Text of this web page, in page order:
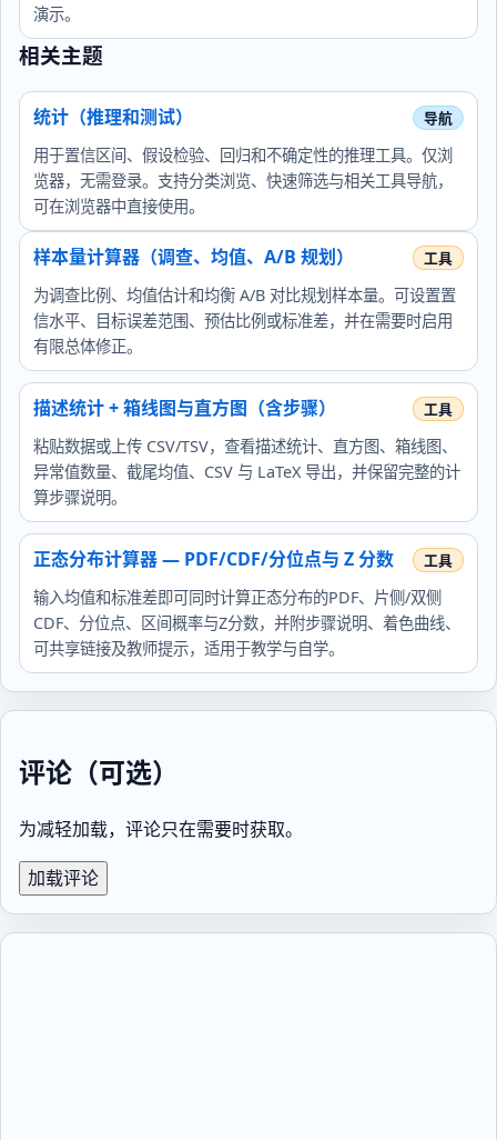
演示。
相关主题
统计（推理和测试）
用于置信区间、假设检验、回归和不确定性的推理工具。仅浏
览器，无需登录。支持分类浏览、快速筛选与相关工具导航，
可在浏览器中直接使用。
样本量计算器（调查、均值、A/B 规划）
为调查比例、均值估计和均衡 A/B 对比规划样本量。可设置置
信水平、目标误差范围、预估比例或标准差，并在需要时启用
有限总体修正。
描述统计 + 箱线图与直方图（含步骤）
粘贴数据或上传 CSV/TSV，查看描述统计、直方图、箱线图、
异常值数量、截尾均值、CSV 与 LaTeX 导出，并保留完整的计
算步骤说明。
正态分布计算器 — PDF/CDF/分位点与 Z 分数
输入均值和标准差即可同时计算正态分布的PDF、片侧/双侧
CDF、分位点、区间概率与Z分数，并附步骤说明、着色曲线、
可共享链接及教师提示，适用于教学与自学。
评论（可选）
为减轻加载，评论只在需要时获取。
加载评论